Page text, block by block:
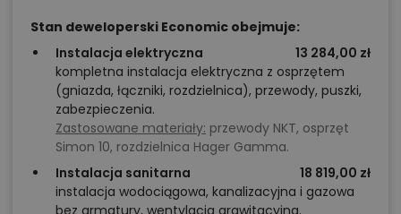
Stan deweloperski Economic obejmuje:
Instalacja elektryczna
13 284,00 zł
kompletna instalacja elektryczna z osprzętem
(gniazda, łączniki, rozdzielnica), przewody, puszki,
zabezpieczenia.
Zastosowane materiały: przewody NKT, osprzęt
Simon 10, rozdzielnica Hager Gamma.
Instalacja sanitarna
18 819,00 zł
instalacja wodociągowa, kanalizacyjna i gazowa
bez armatury, wentylacja grawitacyjna.